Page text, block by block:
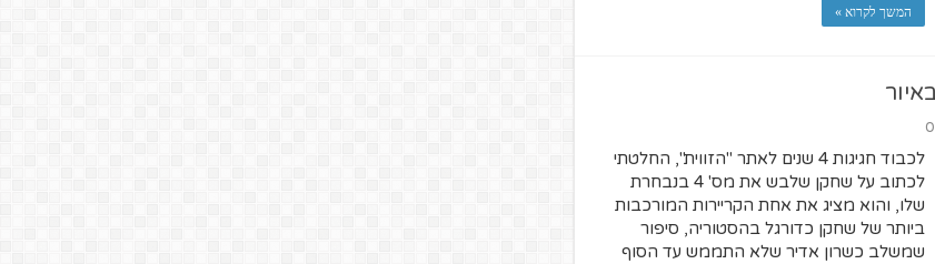
המשך לקרוא »
0
לכבוד חגיגות 4 שנים לאתר "הזווית", החלטתי
לכתוב על שחקן שלבש את מס' 4 בנבחרת
שלו, והוא מציג את אחת הקריירות המורכבות
ביותר של שחקן כדורגל בהסטוריה, סיפור
שמשלב כשרון אדיר שלא התממש עד הסוף